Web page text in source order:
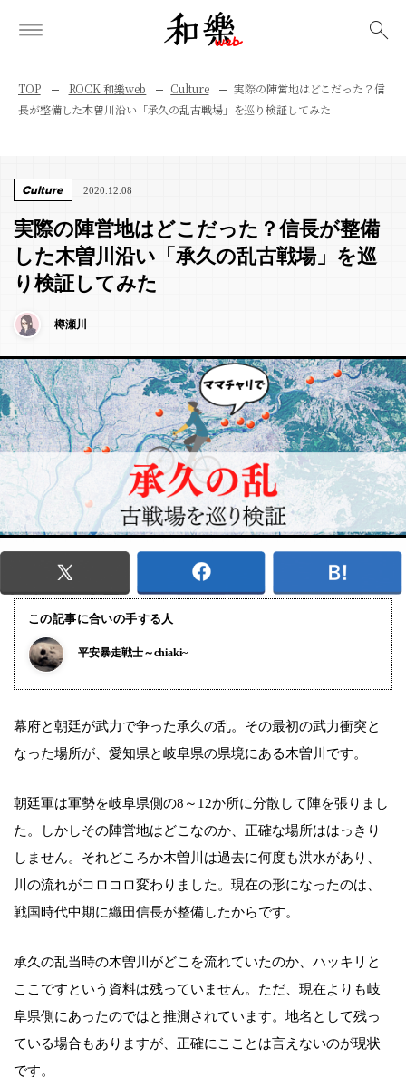
TOP ROCK 和樂web Culture
実際の陣営地はどこだった？信
長が整備した木曽川沿い「承久の乱古戦場」を巡り検証してみた
Culture 2020.12.08
実際の陣営地はどこだった？信長が整備
した木曽川沿い「承久の乱古戦場」を巡
り検証してみた
樽瀬川
この記事に合いの手する人
平安暴走戦士～chiaki~
幕府と朝廷が武力で争った承久の乱。その最初の武力衝突と
なった場所が、愛知県と岐阜県の県境にある木曽川です。
朝廷軍は軍勢を岐阜県側の8～12か所に分散して陣を張りまし
た。しかしその陣営地はどこなのか、正確な場所ははっきり
しません。それどころか木曽川は過去に何度も洪水があり、
川の流れがコロコロ変わりました。現在の形になったのは、
戦国時代中期に織田信長が整備したからです。
承久の乱当時の木曽川がどこを流れていたのか、ハッキリと
ここですという資料は残っていません。ただ、現在よりも岐
阜県側にあったのではと推測されています。地名として残っ
ている場合もありますが、正確にこことは言えないのが現状
です。